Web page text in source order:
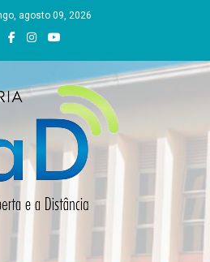
agosto 09, 2026